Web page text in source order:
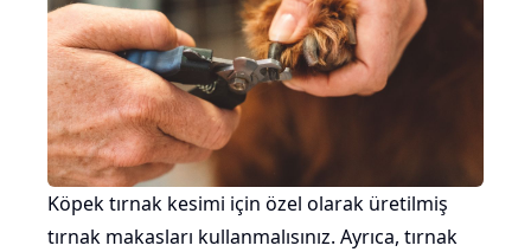
Köpek tırnak kesimi için özel olarak üretilmiş
tırnak makasları kullanmalısınız. Ayrıca, tırnak